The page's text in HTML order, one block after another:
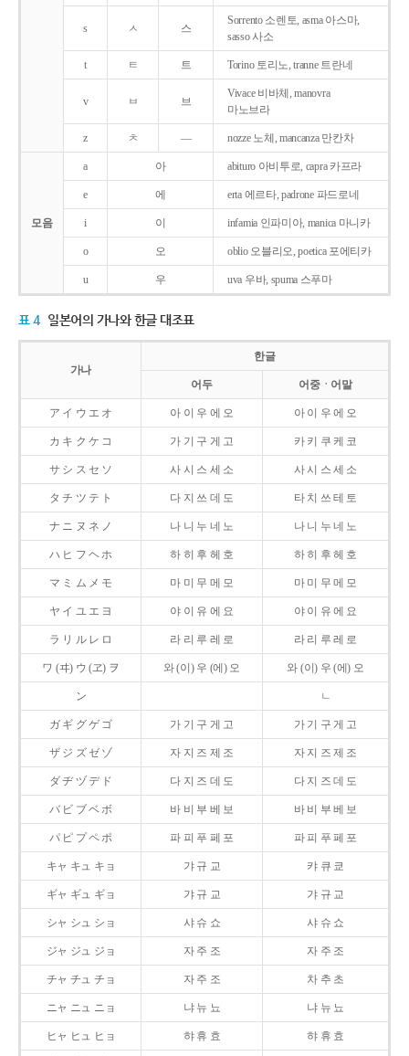
s ㅅ 스
Sorrento 소렌토, asma 아스마,
sasso 사소
t ㅌ 트 Torino 토리노, tranne 트란네
v ㅂ 브
Vivace 비바체, manovra
마노브라
z ㅊ ― nozze 노체, mancanza 만칸차
모음
a 아 abituro 아비투로, capra 카프라
e 에 erta 에르타, padrone 파드로네
i 이 infamia 인파미아, manica 마니카
o 오 oblio 오블리오, poetica 포에티카
u 우 uva 우바, spuma 스푸마
표 4 일본어의 가나와 한글 대조표
가나
한글
어두 어중ㆍ어말
ア イ ウ エ オ 아 이 우 에 오 아 이 우 에 오
カ キ ク ケ コ 가 기 구 게 고 카 키 쿠 케 코
サ シ ス セ ソ 사 시 스 세 소 사 시 스 세 소
タ チ ツ テ ト 다 지 쓰 데 도 타 치 쓰 테 토
ナ ニ ヌ ネ ノ 나 니 누 네 노 나 니 누 네 노
ハ ヒ フ ヘ ホ 하 히 후 헤 호 하 히 후 헤 호
マ ミ ム メ モ 마 미 무 메 모 마 미 무 메 모
ヤ イ ユ エ ヨ 야 이 유 에 요 야 이 유 에 요
ラ リ ル レ ロ 라 리 루 레 로 라 리 루 레 로
ワ (ヰ) ウ (ヱ) ヲ 와 (이) 우 (에) 오 와 (이) 우 (에) 오
ン ㄴ
ガ ギ グ ゲ ゴ 가 기 구 게 고 가 기 구 게 고
ザ ジ ズ ゼ ゾ 자 지 즈 제 조 자 지 즈 제 조
ダ ヂ ヅ デ ド 다 지 즈 데 도 다 지 즈 데 도
バ ビ ブ ベ ボ 바 비 부 베 보 바 비 부 베 보
パ ピ プ ペ ポ 파 피 푸 페 포 파 피 푸 페 포
キャ キュ キョ 갸 규 교 캬 큐 쿄
ギャ ギュ ギョ 갸 규 교 갸 규 교
シャ シュ ショ 샤 슈 쇼 샤 슈 쇼
ジャ ジュ ジョ 자 주 조 자 주 조
チャ チュ チョ 자 주 조 차 추 초
ニャ ニュ ニョ 냐 뉴 뇨 냐 뉴 뇨
ヒャ ヒュ ヒョ 햐 휴 효 햐 휴 효